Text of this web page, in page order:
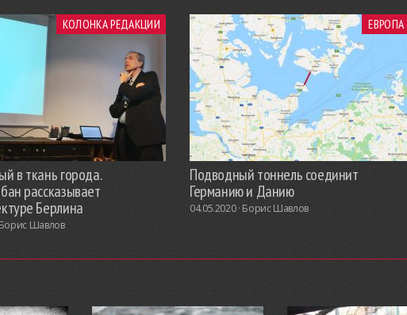
КОЛОНКА РЕДАКЦИИ
в ткань города.
рассказывает
Берлина
Шавлов
ЕВРОПА
Подводный тоннель соединит
Германию и Данию
04.05.2020 · Борис Шавлов